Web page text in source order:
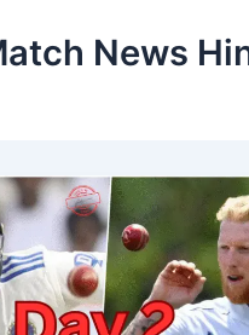
News